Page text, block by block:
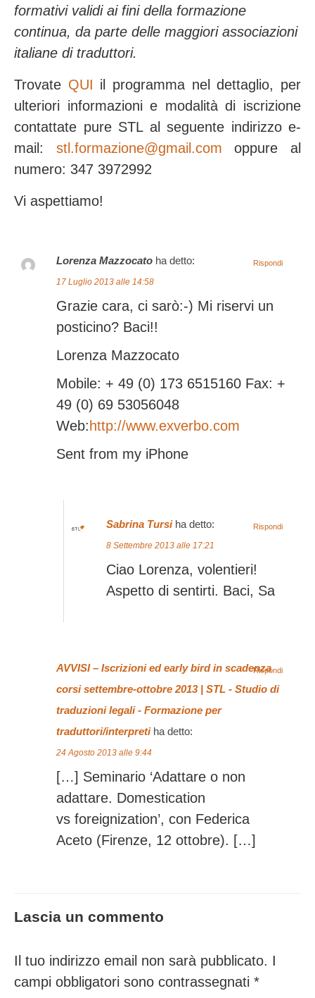
formativi validi ai fini della formazione
continua, da parte delle maggiori associazioni
italiane di traduttori.
Trovate QUI il programma nel dettaglio, per
ulteriori informazioni e modalità di iscrizione
contattate pure STL al seguente indirizzo e-
mail : stl.formazione@gmail.comoppure al
numero: 347 3972992
Vi aspettiamo!
Lorenza Mazzocato ha detto:
17 Luglio 2013 alle 14:58
Grazie cara, ci sarò:-) Mi riservi un
posticino? Baci!!
Lorenza Mazzocato
Mobile: + 49 (0) 173 6515160 Fax: +
49 (0) 69 53056048
Web: http://www.exverbo.com
Sent from my iPhone
Rispondi
Sabrina Tursi ha detto:
8 Settembre 2013 alle 17:21
Ciao Lorenza, volentieri!
Aspetto di sentirti. Baci, Sa
Rispondi
AVVISI – Iscrizioni ed early bird in scadenza
corsi settembre-ottobre 2013 | STL - Studio di
traduzioni legali - Formazione per
traduttori/interpreti ha detto:
24 Agosto 2013 alle 9:44
[…] Seminario ‘Adattare o non
adattare. Domestication
vs foreignization’, con Federica
Aceto (Firenze, 12 ottobre). […]
Rispondi
Lascia un commento
Il tuo indirizzo email non sarà pubblicato. I
campi obbligatori sono contrassegnati *